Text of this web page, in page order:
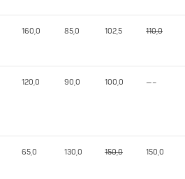
160,0 85,0 102,5 110,0
120,0 90,0 100,0 —–
65,0 130,0 150,0 150,0